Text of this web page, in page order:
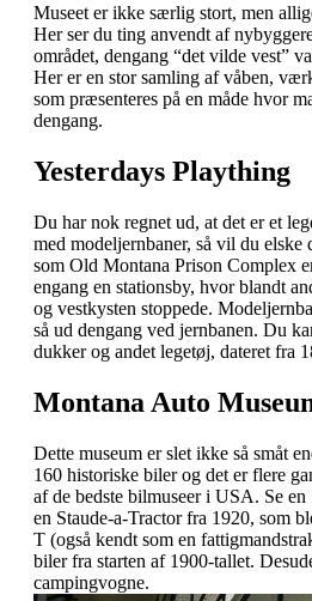
Museet er ikke særlig stort, men
Her ser du ting anvendt af
området, dengang “det vilde vest”
Her er en stor samling af våben,
som præsenteres på en måde hvor
dengang.
Yesterdays Plaything
Du har nok regnet ud, at det er et
med modeljernbaner, så vil du elske
som Old Montana Prison Complex
engang en stationsby, hvor blandt
og vestkysten stoppede.
så ud dengang ved jernbanen. Du
dukker og andet legetøj, dateret fra
Montana Auto
Dette museum er slet ikke så småt
160 historiske biler og det er flere
af de bedste bilmuseer i USA. Se
en Staude-a-Tractor fra 1920, som
T (også kendt som en
biler fra starten af 1900-tallet.
campingvogne.